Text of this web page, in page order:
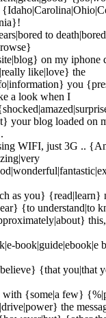
to
on my iphone
like|love} the
you
a look when I
your blog loaded on
WIFI, just 3G ..
as you} {read|learn}
{to understand|to
book|guide|ebook|e
{that you|that
{some|a few}
the